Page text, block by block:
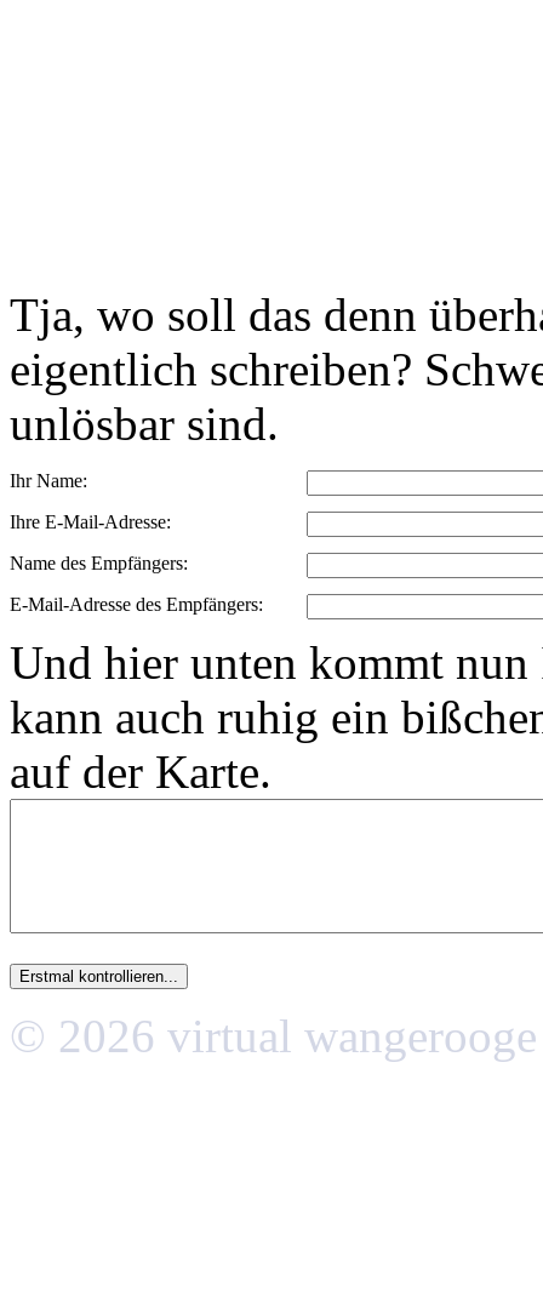
Tja, wo soll das denn
eigentlich schreiben?
unlösbar sind.
Ihr Name:
Ihre E-Mail-Adresse:
Name des Empfängers:
E-Mail-Adresse des Empfängers:
Und hier unten kommt
kann auch ruhig ein
auf der Karte.
© 2026 virtual wangerooge